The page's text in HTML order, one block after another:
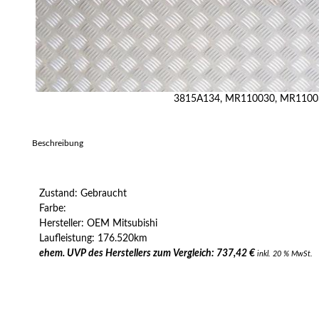
3815A134, MR110030,
Beschreibung
Zustand: Gebraucht
Farbe:
Hersteller: OEM Mitsubishi
Laufleistung: 176.520km
ehem. UVP des Herstellers zum Vergleich: 737,42 € inkl. 20 % MwSt.